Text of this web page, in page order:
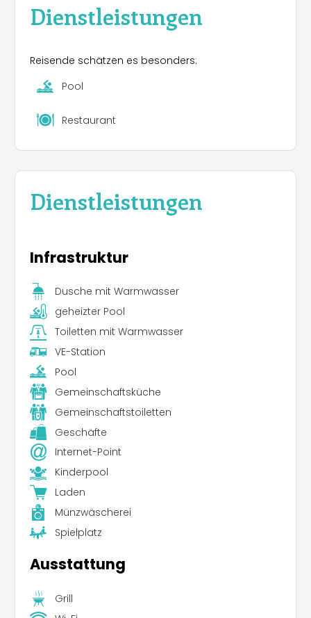
Dienstleistungen
Reisende schätzen es besonders:
Pool
Restaurant
Dienstleistungen
Infrastruktur
Dusche mit Warmwasser
geheizter Pool
Toiletten mit Warmwasser
VE-Station
Pool
Gemeinschaftsküche
Gemeinschaftstoiletten
Geschäfte
Internet-Point
Kinderpool
Laden
Münzwäscherei
Spielplatz
Ausstattung
Grill